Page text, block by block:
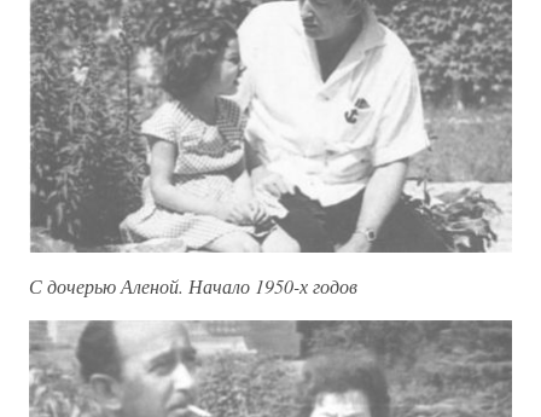
С дочерью Аленой. Начало 1950-х годов